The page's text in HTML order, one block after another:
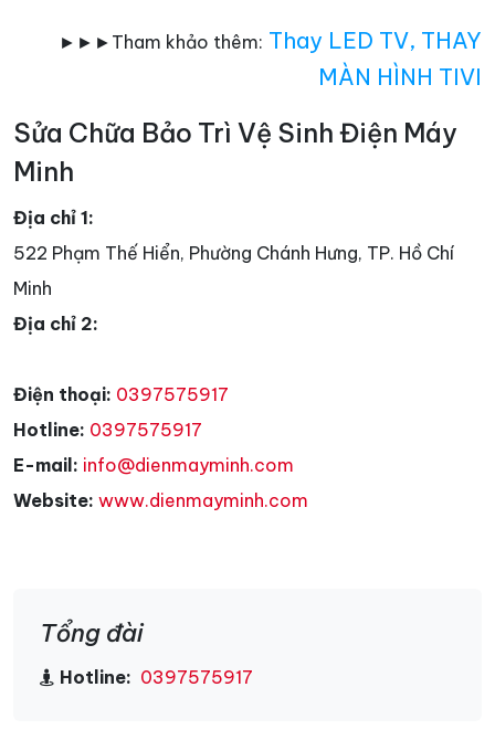
►►►Tham khảo thêm: Thay LED TV, THAY
MÀN HÌNH TIVI
Sửa Chữa Bảo Trì Vệ Sinh Điện Máy
Minh
Địa chỉ 1:
522 Phạm Thế Hiển, Phường Chánh Hưng, TP. Hồ Chí
Minh
Địa chỉ 2:
Điện thoại: 0397575917
Hotline: 0397575917
E-mail: info@dienmayminh.com
Website: www.dienmayminh.com
Tổng đài
Hotline: 0397575917